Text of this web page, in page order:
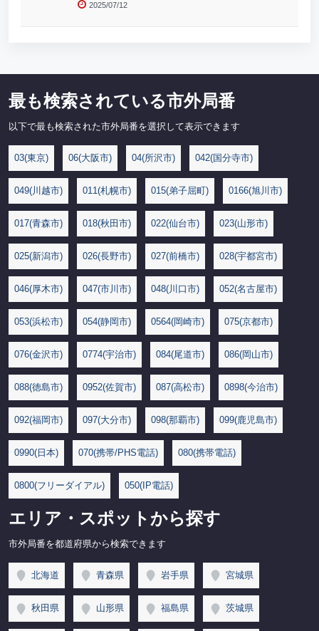
2025/07/12
最も検索されている市外局番
以下で最も検索された市外局番を選択して表示できます
03(東京) 06(大阪市) 04(所沢市) 042(国分寺市)
049(川越市) 011(札幌市) 015(弟子屈町) 0166(旭川市)
017(青森市) 018(秋田市) 022(仙台市) 023(山形市)
025(新潟市) 026(長野市) 027(前橋市) 028(宇都宮市)
046(厚木市) 047(市川市) 048(川口市) 052(名古屋市)
053(浜松市) 054(静岡市) 0564(岡崎市) 075(京都市)
076(金沢市) 0774(宇治市) 084(尾道市) 086(岡山市)
088(徳島市) 0952(佐賀市) 087(高松市) 0898(今治市)
092(福岡市) 097(大分市) 098(那覇市) 099(鹿児島市)
0990(日本) 070(携帯/PHS電話) 080(携帯電話)
0800(フリーダイアル) 050(IP電話)
エリア・スポットから探す
市外局番を都道府県から検索できます
北海道 青森県 岩手県 宮城県
秋田県 山形県 福島県 茨城県